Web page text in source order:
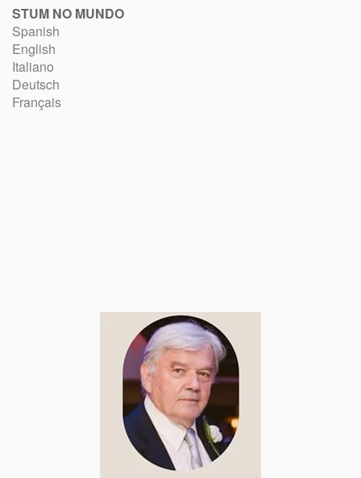
STUM NO MUNDO
Spanish
English
Italiano
Deutsch
Français